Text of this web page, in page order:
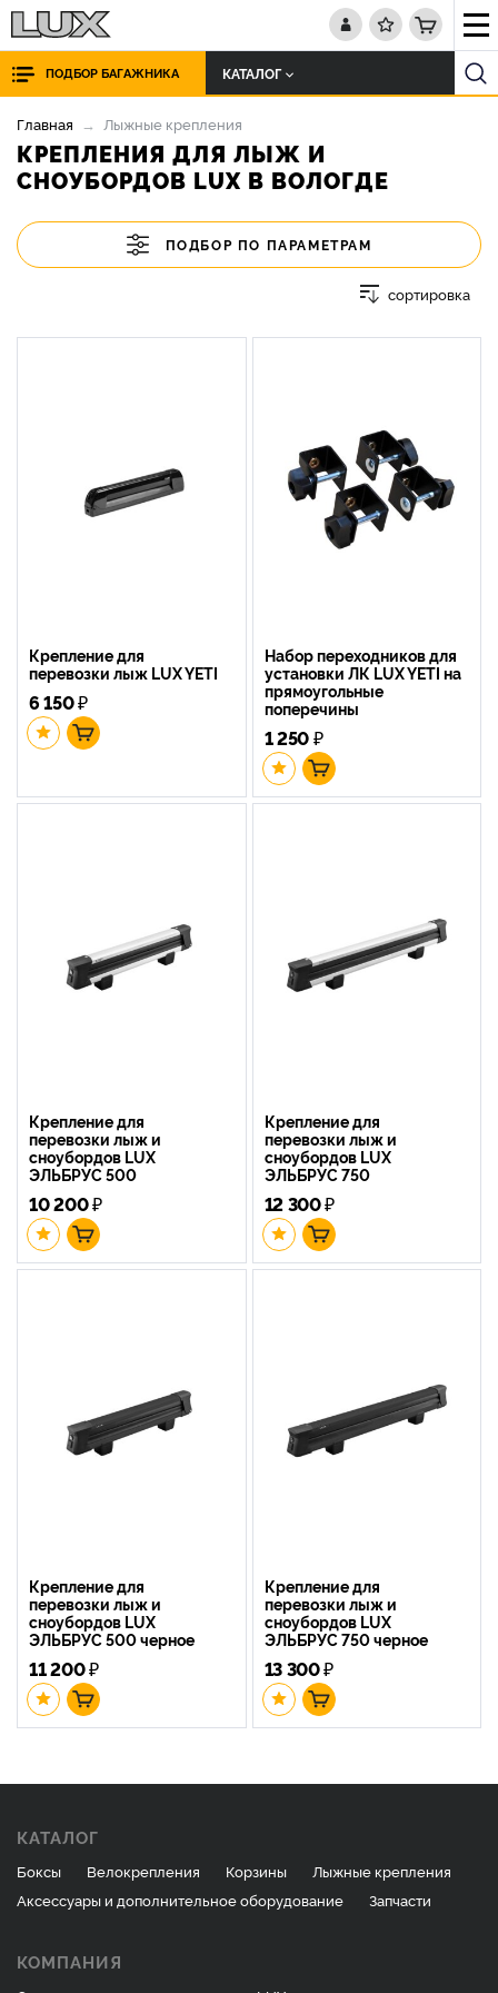
ПОДБОР БАГАЖНИКА КАТАЛОГ
Главная Лыжные крепления
КРЕПЛЕНИЯ ДЛЯ ЛЫЖ И
СНОУБОРДОВ LUX В ВОЛОГДЕ
ПОДБОР ПО ПАРАМЕТРАМ
сортировка
Крепление для
перевозки лыж LUX YETI
6 150₽
Набор переходников для
установки ЛК LUX YETI на
прямоугольные
поперечины
1 250₽
Крепление для
перевозки лыж и
сноубордов LUX
ЭЛЬБРУС 500
10 200₽
Крепление для
перевозки лыж и
сноубордов LUX
ЭЛЬБРУС 750
12 300₽
Крепление для
перевозки лыж и
сноубордов LUX
ЭЛЬБРУС 500 черное
11 200₽
Крепление для
перевозки лыж и
сноубордов LUX
ЭЛЬБРУС 750 черное
13 300₽
КАТАЛОГ
Боксы Велокрепления Корзины
Лыжные крепления
Аксессуары и дополнительное оборудование
Запчасти
КОМПАНИЯ